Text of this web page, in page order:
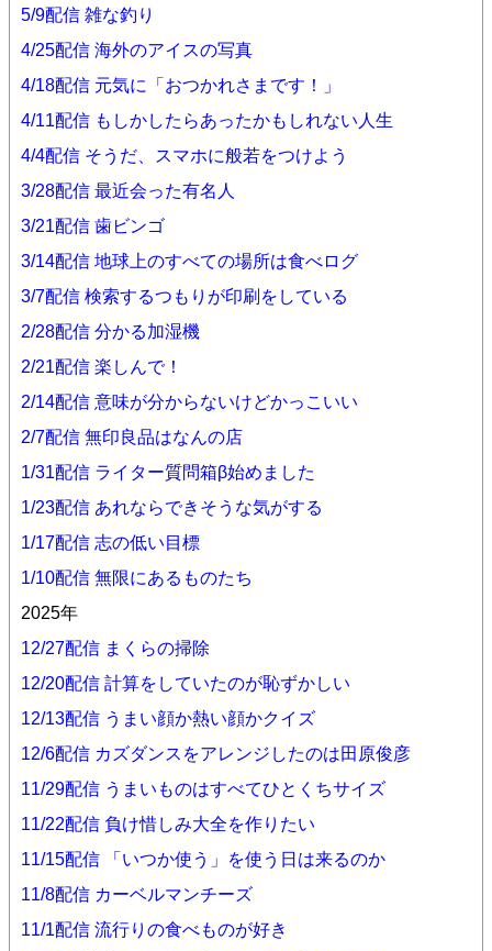
5/9配信 雑な釣り
4/25配信 海外のアイスの写真
4/18配信 元気に「おつかれさまです！」
4/11配信 もしかしたらあったかもしれない人生
4/4配信 そうだ、スマホに般若をつけよう
3/28配信 最近会った有名人
3/21配信 歯ビンゴ
3/14配信 地球上のすべての場所は食べログ
3/7配信 検索するつもりが印刷をしている
2/28配信 分かる加湿機
2/21配信 楽しんで！
2/14配信 意味が分からないけどかっこいい
2/7配信 無印良品はなんの店
1/31配信 ライター質問箱β始めました
1/23配信 あれならできそうな気がする
1/17配信 志の低い目標
1/10配信 無限にあるものたち
2025年
12/27配信 まくらの掃除
12/20配信 計算をしていたのが恥ずかしい
12/13配信 うまい顔か熱い顔かクイズ
12/6配信 カズダンスをアレンジしたのは田原俊彦
11/29配信 うまいものはすべてひとくちサイズ
11/22配信 負け惜しみ大全を作りたい
11/15配信 「いつか使う」を使う日は来るのか
11/8配信 カーベルマンチーズ
11/1配信 流行りの食べものが好き